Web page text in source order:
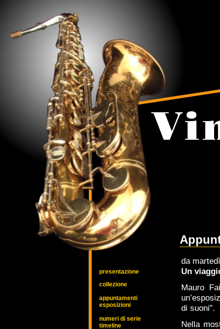
presentazione
collezione
appuntamenti
esposizioni
numeri di serie
timeline
da
Un
Mauro
di suoni”.
Nella